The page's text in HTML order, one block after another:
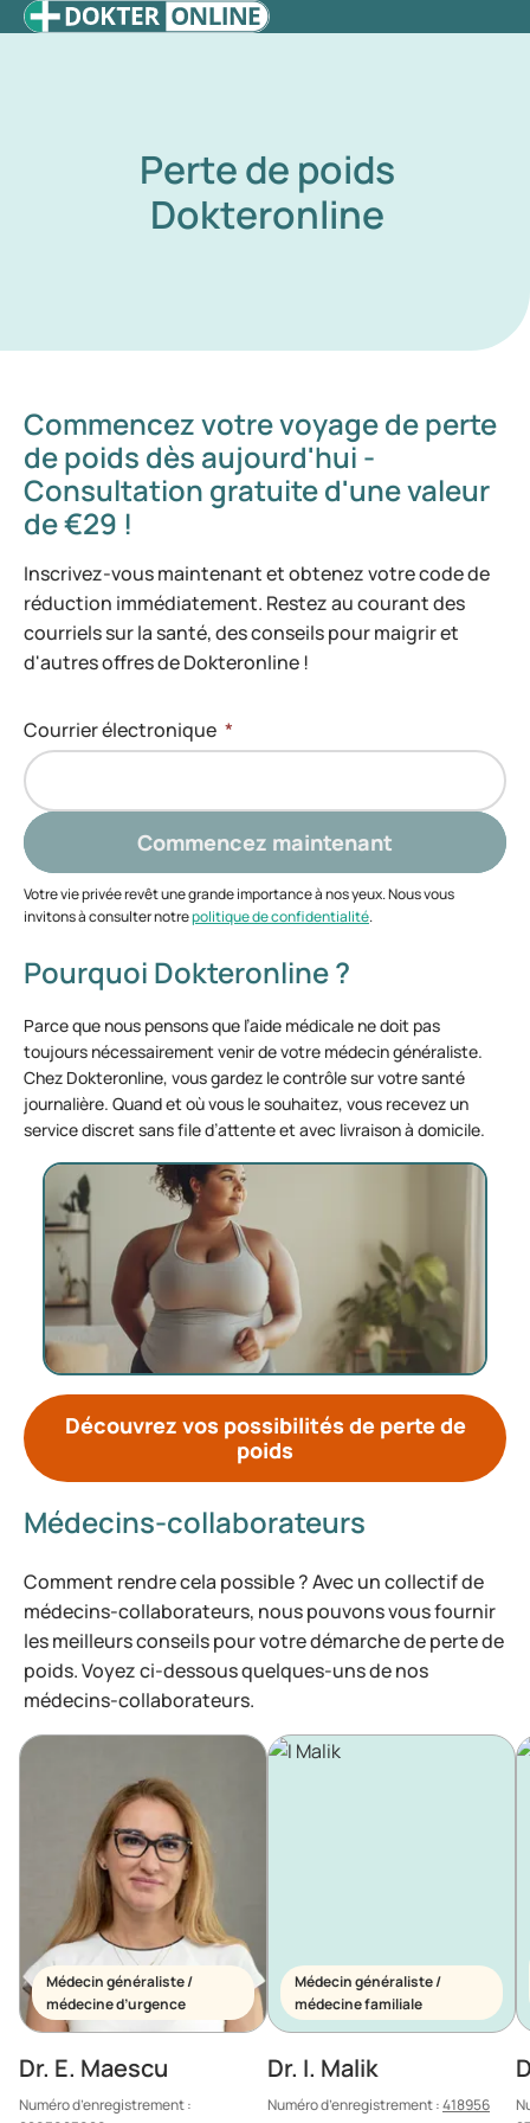
Perte de poids
Dokteronline
Commencez votre voyage de perte
de poids dès aujourd'hui -
Consultation gratuite d'une valeur
de €29 !
Inscrivez-vous maintenant et obtenez votre code de
réduction immédiatement. Restez au courant des
courriels sur la santé, des conseils pour maigrir et
d'autres offres de Dokteronline !
Courrier électronique *
Commencez maintenant
Votre vie privée revêt une grande importance à nos yeux. Nous vous
invitons à consulter notrepolitique de confidentialité.
Pourquoi Dokteronline ?
Parce que nous pensons que l’aide médicale ne doit pas
toujours nécessairement venir de votre médecin généraliste.
Chez Dokteronline, vous gardez le contrôle sur votre santé
journalière. Quand et où vous le souhaitez, vous recevez un
service discret sans file d’attente et avec livraison à domicile.
Découvrez vos possibilités de perte de
poids
Médecins-collaborateurs
Comment rendre cela possible ? Avec un collectif de
médecins-collaborateurs, nous pouvons vous fournir
les meilleurs conseils pour votre démarche de perte de
poids. Voyez ci-dessous quelques-uns de nos
médecins-collaborateurs.
Médecin généraliste /
médecine d’urgence
Dr. E. Maescu
Numéro d’enregistrement :
Médecin généraliste /
médecine familiale
Dr. I. Malik
Numéro d’enregistrement :418956